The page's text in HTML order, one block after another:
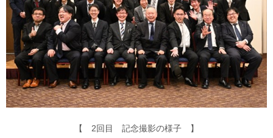
【 2回目 記念撮影の様子 】